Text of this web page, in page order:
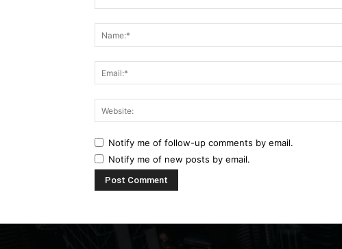
Notify me of follow-up comments by email.
Notify me of new posts by email.